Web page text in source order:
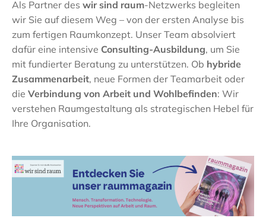
Als Partner des wir sind raum-Netzwerks begleiten
wir Sie auf diesem Weg – von der ersten Analyse bis
zum fertigen Raumkonzept. Unser Team absolviert
dafür eine intensive Consulting-Ausbildung, um Sie
mit fundierter Beratung zu unterstützen. Ob hybride
Zusammenarbeit, neue Formen der Teamarbeit oder
die Verbindung von Arbeit und Wohlbefinden: Wir
verstehen Raumgestaltung als strategischen Hebel für
Ihre Organisation.